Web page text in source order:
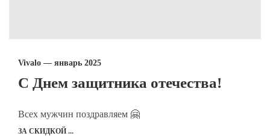
Vivalo — январь 2025
С Днем защитника отечества!
Всех мужчин поздравляем 🤗
ЗА СКИДКОЙ ...